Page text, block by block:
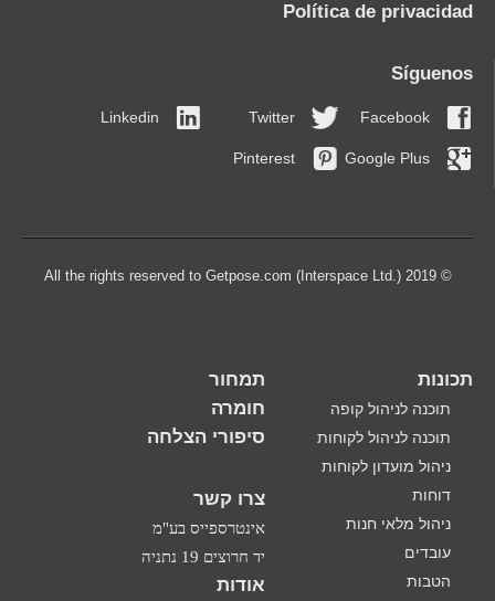
Política de privacidad
Síguenos
Facebook
Twitter
Linkedin
Google Plus
Pinterest
© 2019 All the rights reserved to Getpose.com (Interspace Ltd.)
תכונות
תוכנה לניהול קופה
תוכנה לניהול לקוחות
ניהול מועדון לקוחות
דוחות
ניהול מלאי חנות
עובדים
הטבות
תמחור
חומרה
סיפורי הצלחה
צרו קשר
אינטרספייס בע"מ
יד חרוצים 19 נתניה
אודות